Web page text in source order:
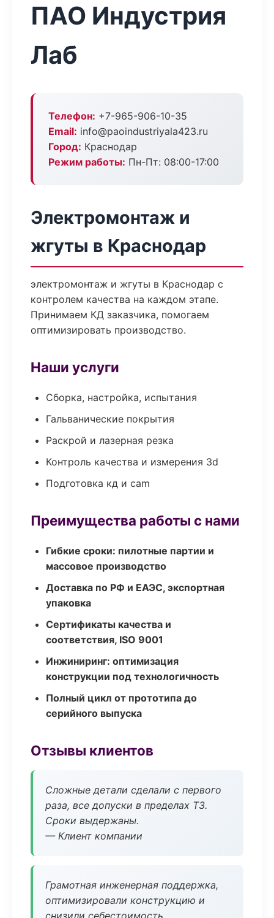
ПАО Индустрия
Лаб
Телефон: +7-965-906-10-35
Email: info@paoindustriyala423.ru
Город: Краснодар
Режим работы: Пн-Пт: 08:00-17:00
Электромонтаж и
жгуты в Краснодар
электромонтаж и жгуты в Краснодар с
контролем качества на каждом этапе.
Принимаем КД заказчика, помогаем
оптимизировать производство.
Наши услуги
Сборка, настройка, испытания
Гальванические покрытия
Раскрой и лазерная резка
Контроль качества и измерения 3d
Подготовка кд и cam
Преимущества работы с нами
Гибкие сроки: пилотные партии и
массовое производство
Доставка по РФ и ЕАЭС, экспортная
упаковка
Сертификаты качества и
соответствия, ISO 9001
Инжиниринг: оптимизация
конструкции под технологичность
Полный цикл от прототипа до
серийного выпуска
Отзывы клиентов
Сложные детали сделали с первого
раза, все допуски в пределах ТЗ.
Сроки выдержаны.
— Клиент компании
Грамотная инженерная поддержка,
оптимизировали конструкцию и
снизили себестоимость.